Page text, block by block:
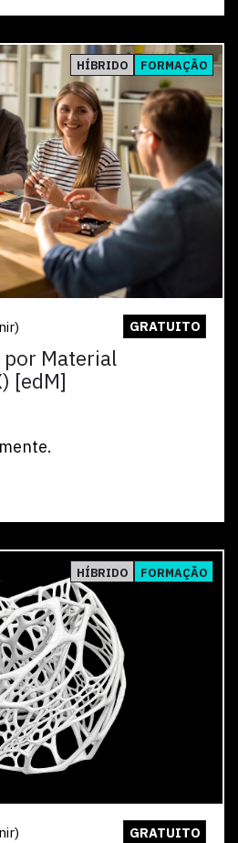
HÍBRIDO FORMAÇÃO
GRATUITO
Material
[edM]
HÍBRIDO FORMAÇÃO
GRATUITO